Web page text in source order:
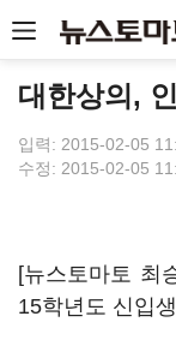
대한상의,
입력: 2015-02-05
수정: 2015-02-05
[뉴스토마토 최
15학년도 신입